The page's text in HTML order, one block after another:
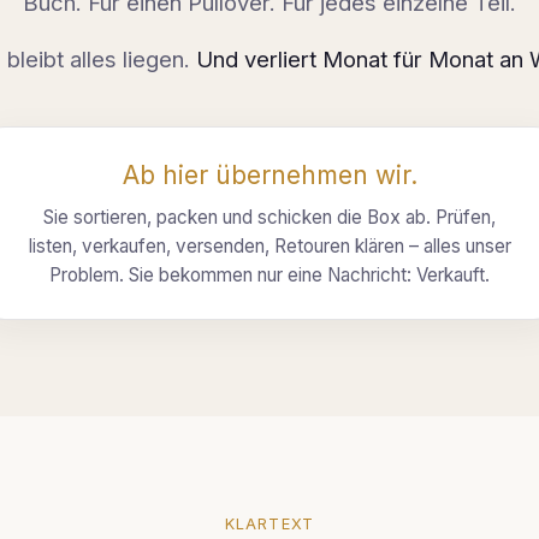
bleibt alles liegen. Und verliert Monat für Monat an
Ab hier übernehmen wir.
Sie sortieren, packen und schicken die Box ab. Prüfen,
listen, verkaufen, versenden, Retouren klären – alles unser
Problem. Sie bekommen nur eine Nachricht: Verkauft.
KLARTEXT